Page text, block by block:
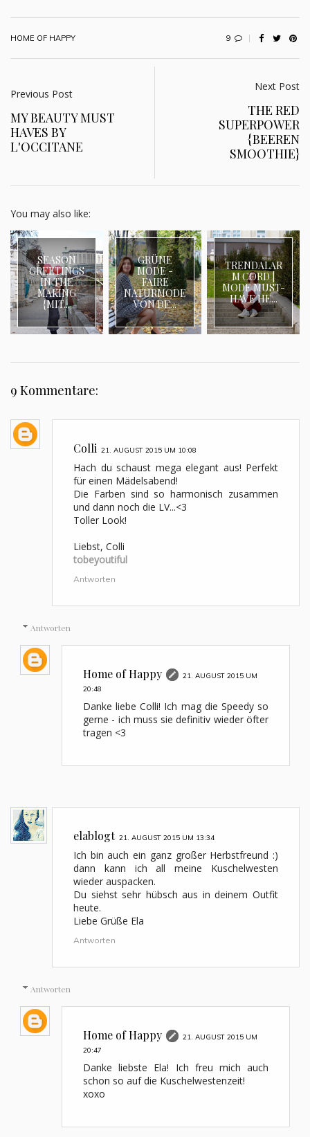
HOME OF HAPPY 9
Previous Post
MY BEAUTY MUST
HAVES BY
L'OCCITANE
Next Post
THE RED
SUPERPOWER
{BEEREN
SMOOTHIE}
You may also like:
SEASON
GREETINGS
IN THE
MAKING
{MIT...
GRÜNE
MODE -
FAIRE
NATURMODE
VON DE...
TRENDALAR
M CORD |
MODE MUST-
HAVE HE...
9 Kommentare:
Colli 21. AUGUST 2015 UM 10:08
Hach du schaust mega elegant aus! Perfekt
für einen Mädelsabend!
Die Farben sind so harmonisch zusammen
und dann noch die LV...<3
Toller Look!
Liebst, Colli
tobeyoutiful
Antworten
Antworten
Home of Happy
21. AUGUST 2015 UM
20:48
Danke liebe Colli! Ich mag die Speedy so
gerne - ich muss sie definitiv wieder öfter
tragen <3
elablogt 21. AUGUST 2015 UM 13:34
Ich bin auch ein ganz großer Herbstfreund :)
dann kann ich all meine Kuschelwesten
wieder auspacken.
Du siehst sehr hübsch aus in deinem Outfit
heute.
Liebe Grüße Ela
Antworten
Antworten
Home of Happy
21. AUGUST 2015 UM
20:47
Danke liebste Ela! Ich freu mich auch
schon so auf die Kuschelwestenzeit!
xoxo